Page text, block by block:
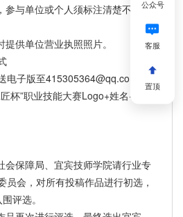
公众号
客服
置顶
参与单位或个人须标注清楚不同作
供单位营业执照照片。
电子版至415305364@qq.com，
杯”职业技能大赛Logo+姓名+联系
会保障局、宜宾技师学院请行业专
员会，对所有投稿作品进行初选，
评选。